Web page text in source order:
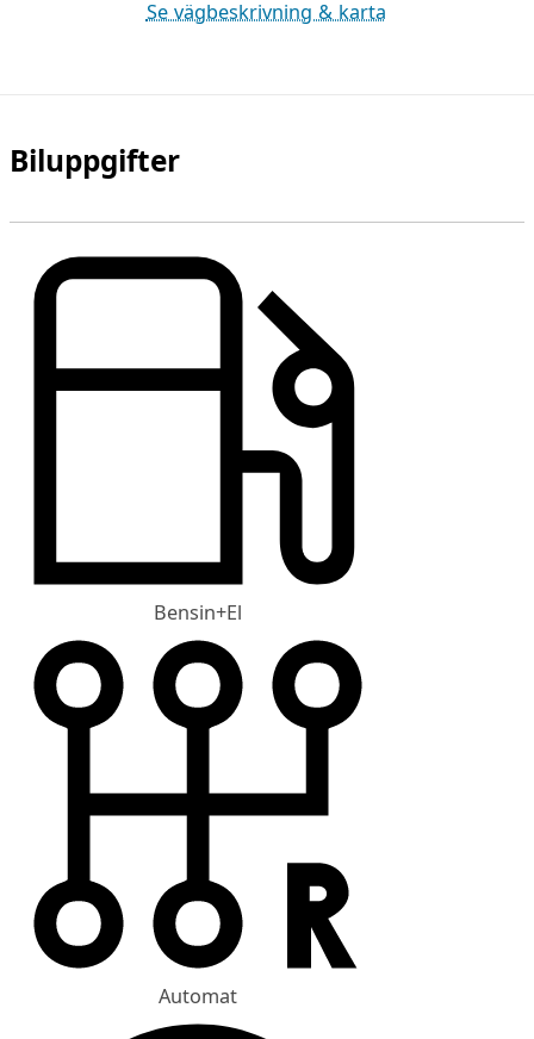
Se vägbeskrivning & karta
Biluppgifter
Bensin+El
Automat